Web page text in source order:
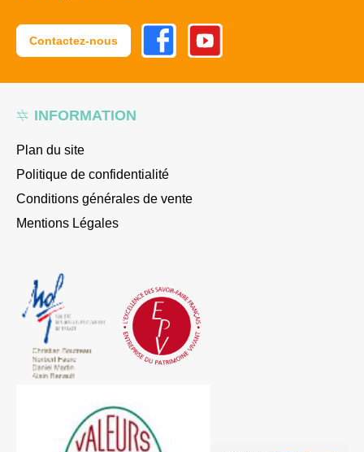
INFORMATION
Plan du site
Politique de confidentialité
Conditions générales de vente
Mentions Légales
Contactez-nous
FacebookYoutube